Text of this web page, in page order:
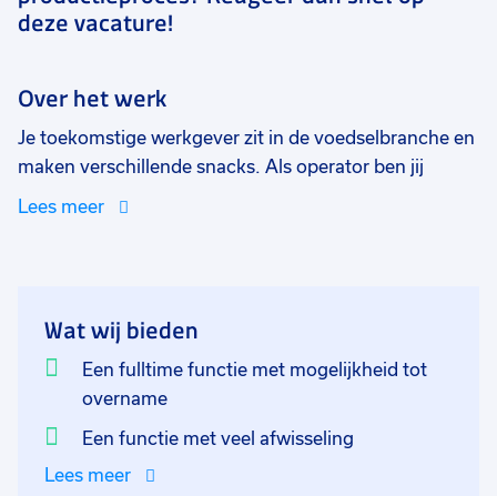
deze vacature!
Over het werk
Je toekomstige werkgever zit in de voedselbranche en
maken verschillende snacks. Als operator ben jij
verantwoordelijk voor het opbouwen, instellen en
de productgegevens. Als Operator werkje roulerend in
2 ploegen. Het bedrijf waar je komt te werken vindt
het belangrijk dat je op de juiste plek zit en zal daarom
samen met jou gaan kijken op welke afdeling
(Productie, Inpak of Keuken afdeling) je het beste
past. In de eerste 10 dagen krijg je een mentor die jou
Lees meer
Wat wij bieden
Een fulltime functie met mogelijkheid tot
overname
Een functie met veel afwisseling
Lees meer